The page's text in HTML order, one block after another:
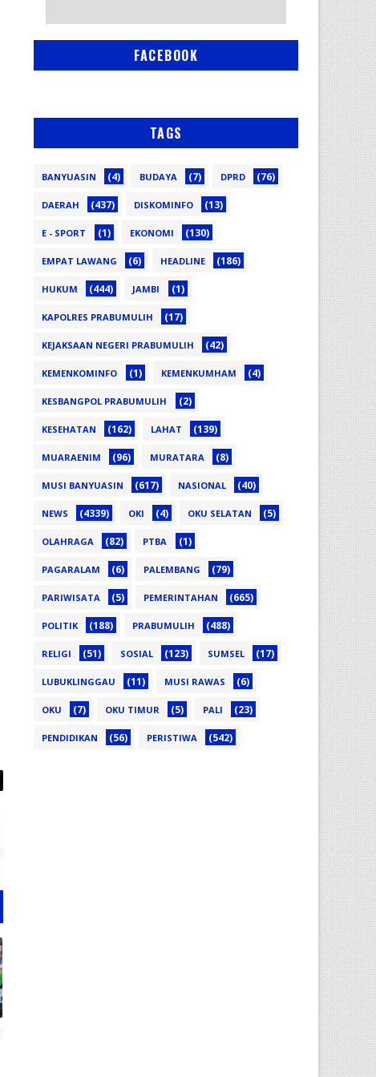
FACEBOOK
TAGS
BANYUASIN (4) BUDAYA (7) DPRD (76)
DAERAH (437) DISKOMINFO (13)
E - SPORT (1) EKONOMI (130)
EMPAT LAWANG (6) HEADLINE (186)
HUKUM (444) JAMBI (1)
KAPOLRES PRABUMULIH (17)
KEJAKSAAN NEGERI PRABUMULIH (42)
KEMENKOMINFO (1) KEMENKUMHAM (4)
KESBANGPOL PRABUMULIH (2)
KESEHATAN (162) LAHAT (139)
MUARAENIM (96) MURATARA (8)
MUSI BANYUASIN (617) NASIONAL (40)
NEWS (4339) OKI (4) OKU SELATAN (5)
OLAHRAGA (82) PTBA (1)
PAGARALAM (6) PALEMBANG (79)
PARIWISATA (5) PEMERINTAHAN (665)
POLITIK (188) PRABUMULIH (488)
RELIGI (51) SOSIAL (123) SUMSEL (17)
LUBUKLINGGAU (11) MUSI RAWAS (6)
OKU (7) OKU TIMUR (5) PALI (23)
PENDIDIKAN (56) PERISTIWA (542)